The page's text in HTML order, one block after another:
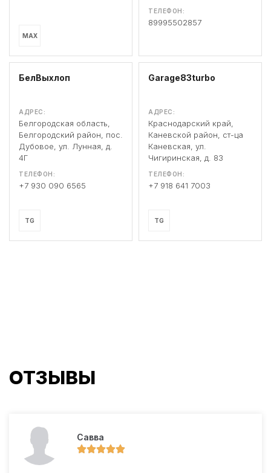
MAX
ТЕЛЕФОН:
89995502857
БелВыхлоп
АДРЕС:
Белгородская область,
Белгородский район, пос.
Дубовое, ул. Лунная, д.
4Г
ТЕЛЕФОН:
+7 930 090 6565
TG
Garage83turbo
АДРЕС:
Краснодарский край,
Каневской район, ст-ца
Каневская, ул.
Чигиринская, д. 83
ТЕЛЕФОН:
+7 918 641 7003
TG
ОТЗЫВЫ
Савва